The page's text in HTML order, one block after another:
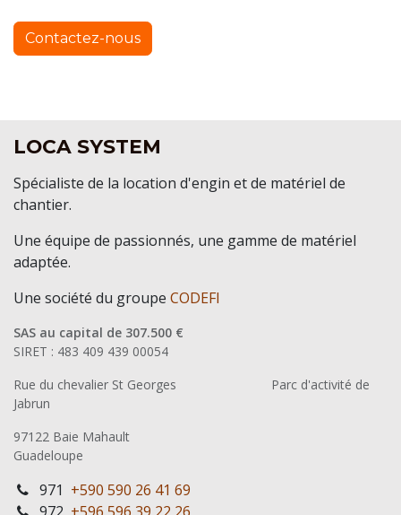
Contactez-nous
LOCA SYSTEM
Spécialiste de la location d'engin et de matériel de
chantier.
Une équipe de passionnés, une gamme de matériel
adaptée.
Une société du groupe CODEFI
SAS au capital de 307.500 €
SIRET : 483 409 439 00054
Rue du chevalier St Georges
​Parc d'activité de
Jabrun
97122 Baie Mahault
Guadeloupe
971 +590 590 26 41 69